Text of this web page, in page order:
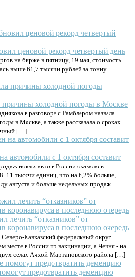
ценовой рекорд четвертый день
на бирже в пятницу, 19 мая, стоимость
выше 61,7 тысячи рублей за тонну
причины холодной погоды в Москве
в разговоре с Рамблером назвала
в Москве, а также рассказала о сроках
[…]
автомобили с 1 октября составит
новых авто в России оказалась
11 тысячи единиц, что на 6,2% больше,
августа и больше недельных продаж
лечить “отказников” от
коронавируса в последнюю очередь
Кавказский федеральный округ
месте в России по вакцинации, а Чечня - на
селах Ачхой-Мартановского района […]
предотвратить деменцию